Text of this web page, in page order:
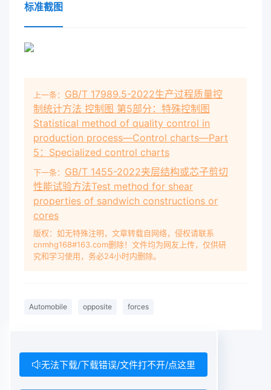
标准截图
上一条： GB/T 17989.5-2022生产过程质量控
制统计方法 控制图 第5部分：特殊控制图
Statistical method of quality control in
production process—Control charts—Part
5：Specialized control charts
下一条： GB/T 1455-2022夹层结构或芯子剪切
性能试验方法Test method for shear
properties of sandwich constructions or
cores
版权：如无特殊注明，文章转载自网络，侵权请联系
cnmhg168#163.com删除！文件均为网友上传，仅供研
究和学习使用，务必24小时内删除。
Automobile opposite forces
无法下载/下载错误/文件打不开/点这里